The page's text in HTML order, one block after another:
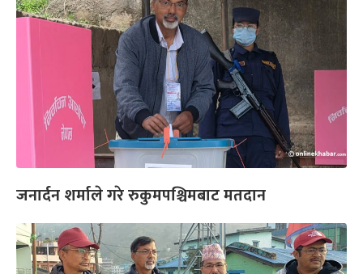
जनार्दन शर्माले गरे रुकुमपश्चिमबाट मतदान